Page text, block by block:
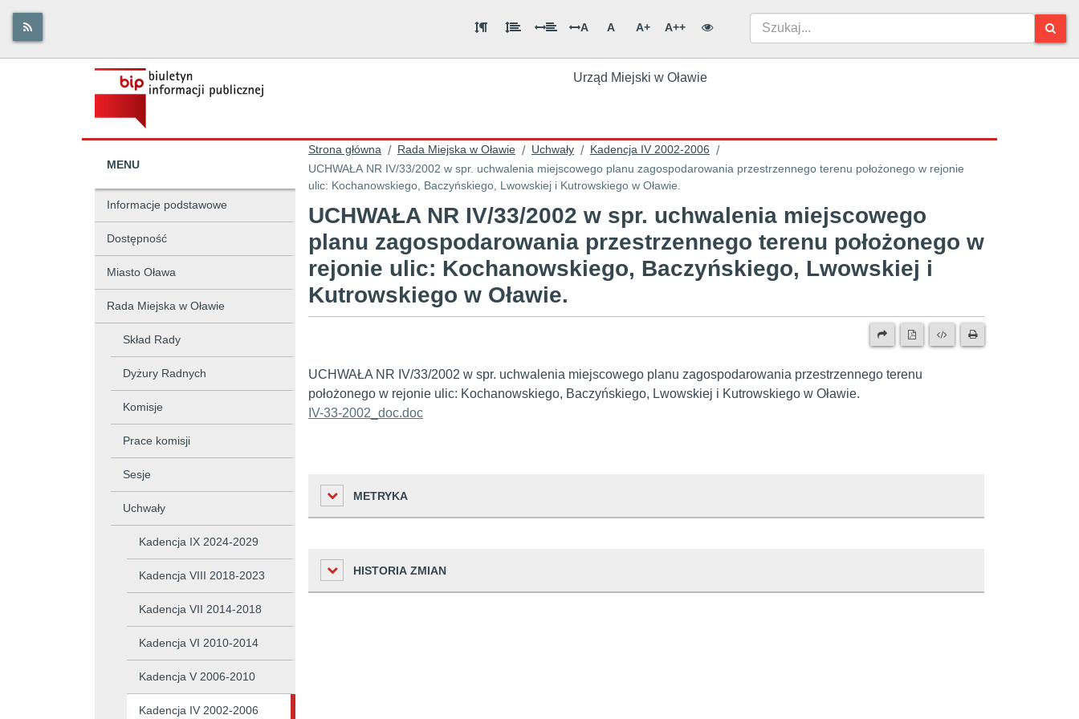
A A A+ A++
Urząd Miejski w Oławie
MENU
Informacje podstawowe
Dostępność
Miasto Oława
Rada Miejska w Oławie
Skład Rady
Dyżury Radnych
Komisje
Prace komisji
Sesje
Uchwały
Kadencja IX 2024-2029
Kadencja VIII 2018-2023
Kadencja VII 2014-2018
Kadencja VI 2010-2014
Kadencja V 2006-2010
Kadencja IV 2002-2006
Strona główna / Rada Miejska w Oławie / Uchwały / Kadencja IV 2002-2006 /
UCHWAŁA NR IV/33/2002 w spr. uchwalenia miejscowego planu zagospodarowania przestrzennego terenu położonego w rejonie
ulic: Kochanowskiego, Baczyńskiego, Lwowskiej i Kutrowskiego w Oławie.
UCHWAŁA NR IV/33/2002 w spr. uchwalenia miejscowego
planu zagospodarowania przestrzennego terenu położonego w
rejonie ulic: Kochanowskiego, Baczyńskiego, Lwowskiej i
Kutrowskiego w Oławie.
UCHWAŁA NR IV/33/2002 w spr. uchwalenia miejscowego planu zagospodarowania przestrzennego terenu
położonego w rejonie ulic: Kochanowskiego, Baczyńskiego, Lwowskiej i Kutrowskiego w Oławie.
IV-33-2002_doc.doc
METRYKA
Liczba odwiedzin
Podmiot udostępniający informację Urząd Miejski w Oławie
HISTORIA ZMIAN